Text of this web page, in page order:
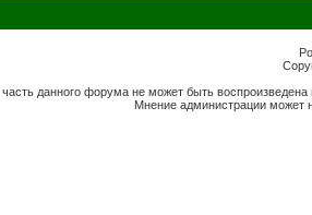
часть данного форума не может быть
Мнение администрации может